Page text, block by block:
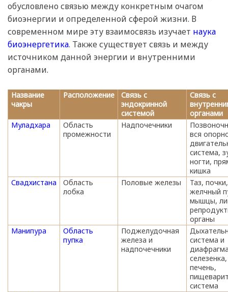
обусловлено связью между конкретным очагом
биоэнергии и определенной сферой жизни. В
современном мире эту взаимосвязь изучает наука
биоэнергетика. Также существует связь и между
источником данной энергии и внутренними
органами.
Название
чакры
Расположение
Связь с
эндокринной
системой
Связь с
органами
Муладхара
Область
промежности
Надпочечники
вся
система,
ногти,
кишка
Свадхистана
Область
лобка
Половые железы
Таз, почки,
желчный
мышцы,
органы
Манипура
Область
пупка
Поджелудочная
железа и
надпочечники
система и
селезенка,
печень,
система